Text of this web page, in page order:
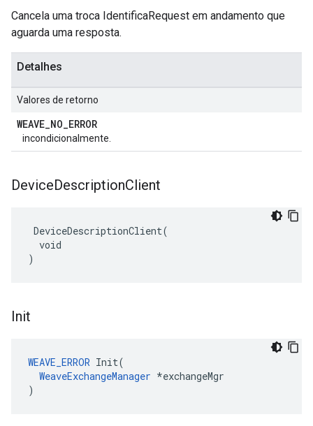
Cancela uma troca IdentificaRequest em andamento que
aguarda uma resposta.
Detalhes
Valores de retorno
WEAVE_NO_ERROR
incondicionalmente.
DeviceDescriptionClient
DeviceDescriptionClient(
  void
)
Init
WEAVE_ERROR Init(
WeaveExchangeManager *exchangeMgr
)